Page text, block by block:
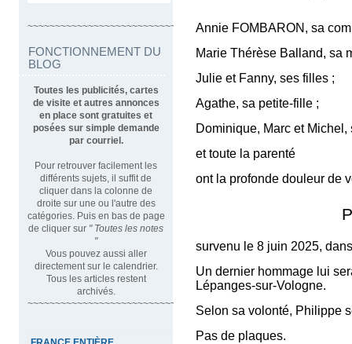
~~~~~~~~~~~~~~~~~~~~~~~~~~~~~~~~~~
FONCTIONNEMENT DU
BLOG
Toutes les publicités, cartes
de visite et autres annonces
en place sont gratuites et
posées sur simple demande
par courriel.
Pour retrouver facilement les
différents sujets, il suffit de
cliquer dans la colonne de
droite sur une ou l'autre des
catégories. Puis en bas de page
de cliquer sur " Toutes les notes
"
Vous pouvez aussi aller
directement sur le calendrier.
Tous les articles restent
archivés.
~~~~~~~~~~~~~~~~~~~~~~~~~~~~~~~~~
Annie FOMBARON, sa
Marie Thérèse Balland, sa
Julie et Fanny, ses filles ;
Agathe, sa petite-fille ;
Dominique, Marc et Michel,
et toute la parenté
ont la profonde douleur de
survenu le 8 juin 2025,
Un dernier hommage lui
Lépanges-sur-Vologne.
Selon sa volonté, Philippe
Pas de plaques.